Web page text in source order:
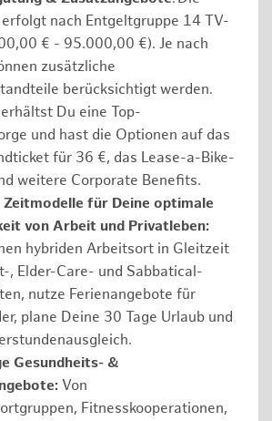
nach Entgeltgruppe 14 TV-
€ - 95.000,00 €). Je nach
zusätzliche
berücksichtigt werden.
Du eine Top-
und hast die Optionen auf das
für 36 €, das Lease-a-Bike-
weitere Corporate Benefits.
für Deine optimale
von Arbeit und Privatleben:
hybriden Arbeitsort in Gleitzeit
, Elder-Care- und Sabbatical-
nutze Ferienangebote für
plane Deine 30 Tage Urlaub und
Gesundheits- &
Von
Fitnesskooperationen,